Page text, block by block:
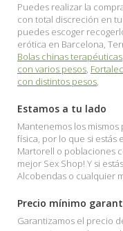
Puedes realizar la
con total discreción en
puedes escoger
erótica en Barcelona,
Bolas chinas terapéuticas
con varios pesos,
con distintos pesos,
Estamos a tu lado
Mantenemos los
física, por lo que si estás
Martorell o poblaciones
mejor Sex Shop! Y si
Alcobendas o cualquier
Precio mínimo
Garantizamos el precio